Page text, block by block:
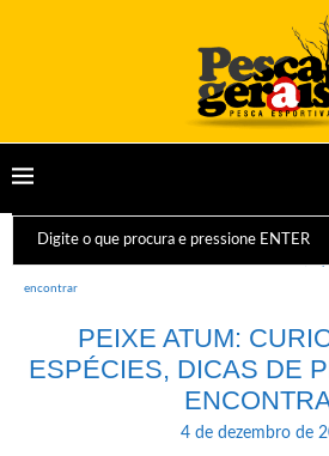
encontrar
PEIXE ATUM:
ESPÉCIES, DICAS DE
4 de dezembro de